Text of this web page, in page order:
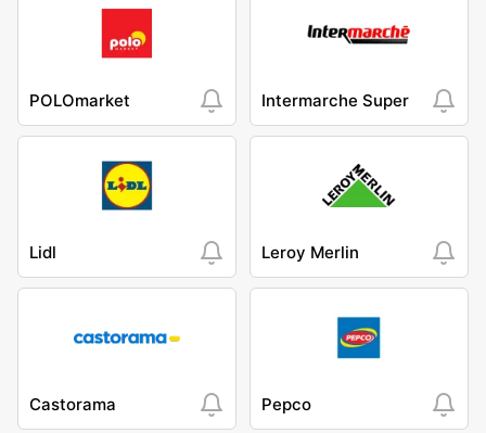
POLOmarket Intermarche Super
Lidl Leroy Merlin
Castorama Pepco